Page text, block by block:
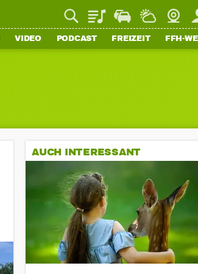
PlaylistStaupilotWetter
VIDEO PODCAST FREIZEIT FFH-
AUCH INTERESSANT